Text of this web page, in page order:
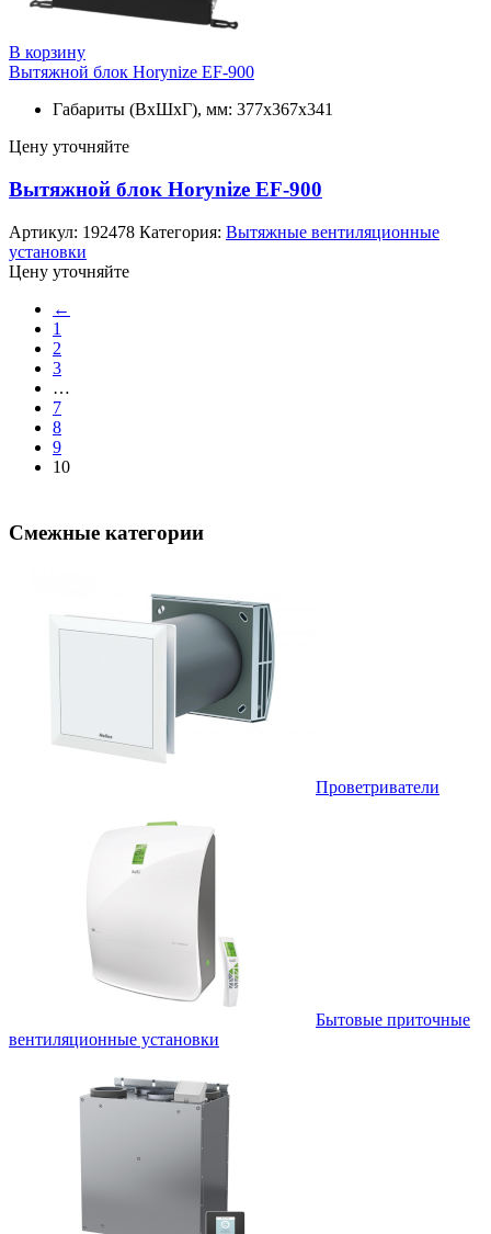
В корзину
Вытяжной блок Horynize EF-900
Габариты (ВхШхГ), мм: 377х367х341
Цену уточняйте
Вытяжной блок Horynize EF-900
Артикул: 192478 Категория: Вытяжные вентиляционные
установки
Цену уточняйте
←
1
2
3
…
7
8
9
10
Смежные категории
Проветриватели
Бытовые приточные
вентиляционные установки